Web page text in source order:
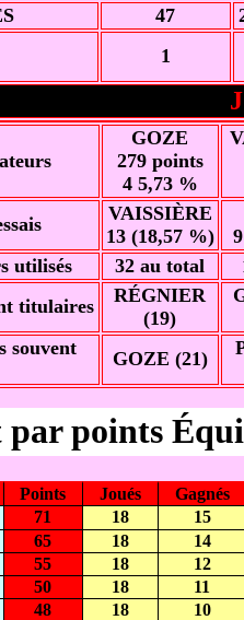
47
1
GOZE
279 points
4 5,73 %
VAISSIÈRE
13 (18,57 %)
utilisés
32 au total
titulaires
RÉGNIER
(19)
souvent
GOZE (21)
par points
Points Joués
Gagnés
71 18
15
65 18
14
55 18
12
50 18
11
48 18
10